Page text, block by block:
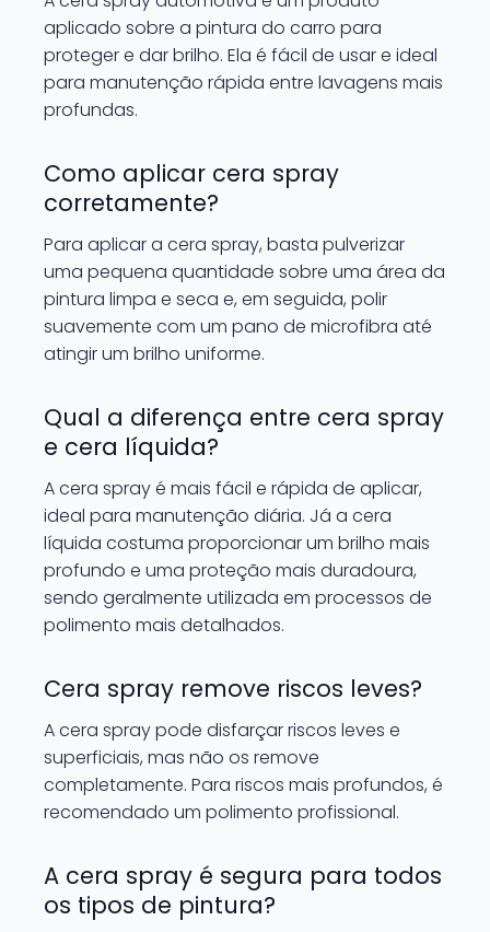
aplicado sobre a pintura do carro para
proteger e dar brilho. Ela é fácil de usar e ideal
para manutenção rápida entre lavagens mais
profundas.
Como aplicar cera spray
corretamente?
Para aplicar a cera spray, basta pulverizar
uma pequena quantidade sobre uma área da
pintura limpa e seca e, em seguida, polir
suavemente com um pano de microfibra até
atingir um brilho uniforme.
Qual a diferença entre cera spray
e cera líquida?
A cera spray é mais fácil e rápida de aplicar,
ideal para manutenção diária. Já a cera
líquida costuma proporcionar um brilho mais
profundo e uma proteção mais duradoura,
sendo geralmente utilizada em processos de
polimento mais detalhados.
Cera spray remove riscos leves?
A cera spray pode disfarçar riscos leves e
superficiais, mas não os remove
completamente. Para riscos mais profundos, é
recomendado um polimento profissional.
A cera spray é segura para todos
os tipos de pintura?